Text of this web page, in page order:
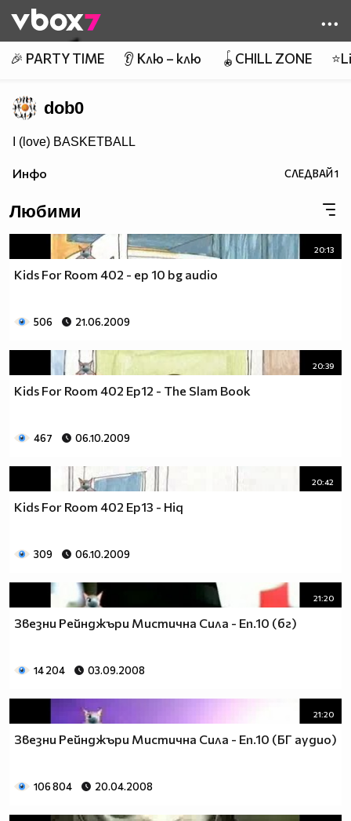
👾
🎉 PARTY TIME 👂 Клю – клю 🪀CHILL ZONE
dob0
I (love) BASKETBALL
Инфо СЛЕДВАЙ1
Любими
20:13
Kids For Room 402 - ep 10 bg audio
506 21.06.2009
20:39
Kids For Room 402 Ep12 - The Slam Book
467 06.10.2009
20:42
Kids For Room 402 Ep13 - Hiq
309 06.10.2009
21:20
Звезни Рейнджъри Мистична Сила - Еп.10 (бг)
14 204 03.09.2008
21:20
Звезни Рейнджъри Мистична Сила - Еп.10 (БГ аудио)
106 804 20.04.2008